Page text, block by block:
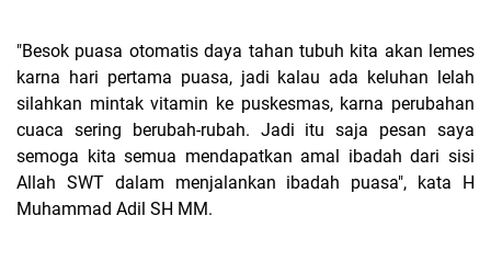
"Besok puasa otomatis daya tahan tubuh kita akan lemes
karna hari pertama puasa, jadi kalau ada keluhan lelah
silahkan mintak vitamin ke puskesmas, karna perubahan
cuaca sering berubah-rubah. Jadi itu saja pesan saya
semoga kita semua mendapatkan amal ibadah dari sisi
Allah SWT dalam menjalankan ibadah puasa", kata H
Muhammad Adil SH MM.